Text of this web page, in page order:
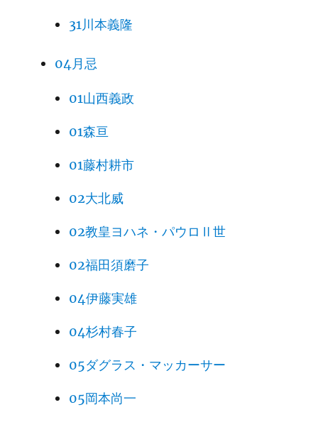
31川本義隆
04月忌
01山西義政
01森亘
01藤村耕市
02大北威
02教皇ヨハネ・パウロⅡ世
02福田須磨子
04伊藤実雄
04杉村春子
05ダグラス・マッカーサー
05岡本尚一